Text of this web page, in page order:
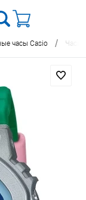
часы Casio / Часы